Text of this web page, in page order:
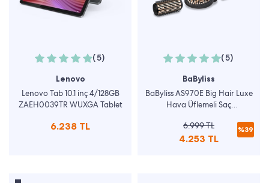
(5)
Lenovo
Lenovo Tab 10.1 inç 4/128GB
ZAEH0039TR WUXGA Tablet
6.238 TL
(5)
BaByliss
BaByliss AS970E Big Hair Luxe
Hava Üflemeli Saç
6.999 TL
4.253 TL
%39